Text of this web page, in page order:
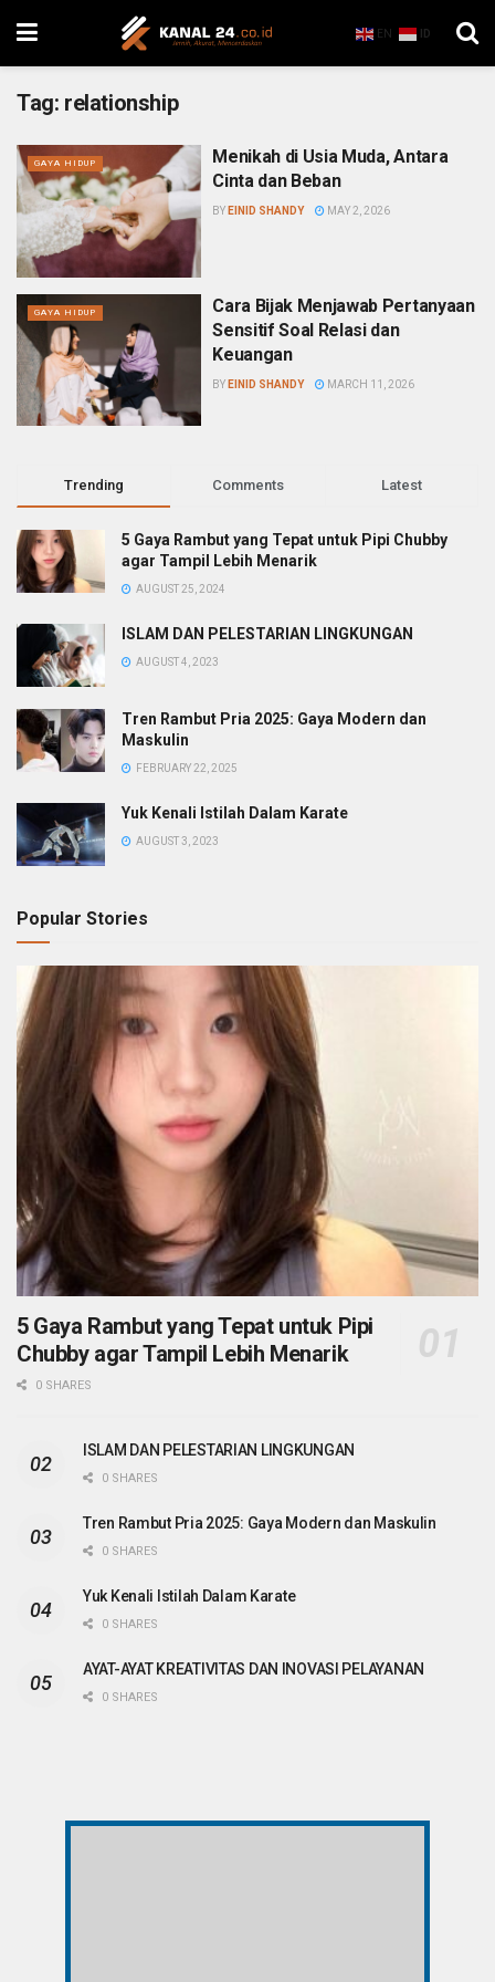
EN ID
Tag: relationship
GAYA HIDUP
Menikah di Usia Muda, Antara
Cinta dan Beban
BY EINID SHANDY MAY 2, 2026
GAYA HIDUP
Cara Bijak Menjawab Pertanyaan
Sensitif Soal Relasi dan
Keuangan
BY EINID SHANDY MARCH 11, 2026
Trending Comments Latest
5 Gaya Rambut yang Tepat untuk Pipi Chubby
agar Tampil Lebih Menarik
AUGUST 25, 2024
ISLAM DAN PELESTARIAN LINGKUNGAN
AUGUST 4, 2023
Tren Rambut Pria 2025: Gaya Modern dan
Maskulin
FEBRUARY 22, 2025
Yuk Kenali Istilah Dalam Karate
AUGUST 3, 2023
Popular Stories
5 Gaya Rambut yang Tepat untuk Pipi
Chubby agar Tampil Lebih Menarik
0 SHARES
ISLAM DAN PELESTARIAN LINGKUNGAN
0 SHARES
Tren Rambut Pria 2025: Gaya Modern dan Maskulin
0 SHARES
Yuk Kenali Istilah Dalam Karate
0 SHARES
AYAT-AYAT KREATIVITAS DAN INOVASI PELAYANAN
0 SHARES